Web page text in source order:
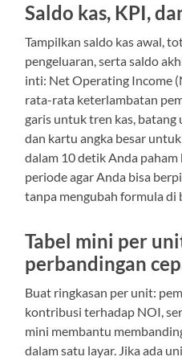
Saldo kas, KPI,
Tampilkan saldo kas awal,
pengeluaran, serta saldo
inti: Net Operating Income
rata-rata keterlambatan
garis untuk tren kas,
dan kartu angka besar
dalam 10 detik Anda
periode agar Anda bisa
tanpa mengubah formula di
Tabel mini per
perbandingan
Buat ringkasan per unit:
kontribusi terhadap NOI,
mini membantu
dalam satu layar. Jika ada